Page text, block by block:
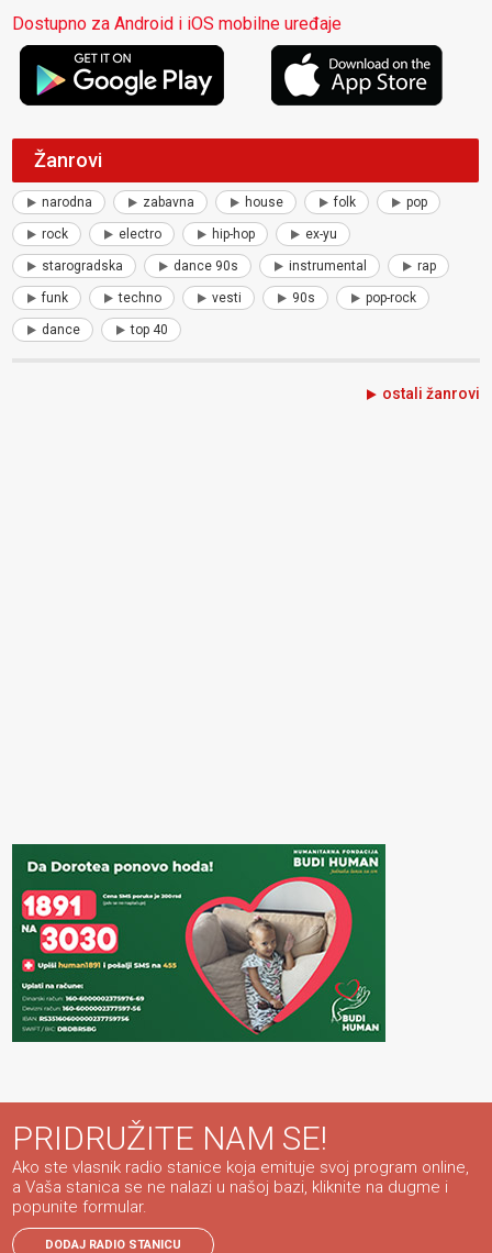
Dostupno za Android i iOS mobilne uređaje
Žanrovi
narodna zabavna house folk pop
rock electro hip-hop ex-yu
starogradska dance 90s instrumental rap
funk techno vesti 90s pop-rock
dance top 40
ostali žanrovi
PRIDRUŽITE NAM SE!
Ako ste vlasnik radio stanice koja emituje svoj program online,
a Vaša stanica se ne nalazi u našoj bazi, kliknite na dugme i
popunite formular.
DODAJ RADIO STANICU